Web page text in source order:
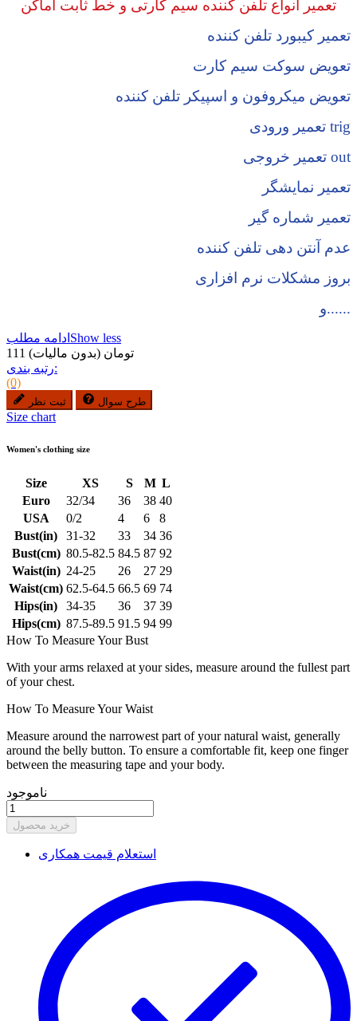
تعمیر انواع تلفن کننده سیم کارتی و خط ثابت اماکن
تعمیر کیبورد تلفن کننده
تعویض سوکت سیم کارت
تعویض میکروفون و اسپیکر تلفن کننده
تعمیر ورودی trig
تعمیر خروجی out
تعمیر نمایشگر
تعمیر شماره گیر
عدم آنتن دهی تلفن کننده
بروز مشکلات نرم افزاری
و......
ادامه مطلب Show less
111 تومان (بدون مالیات)
رتبه بندی:
(0)
ثبت نظر طرح سوال
Size chart
Women's clothing size
Size XS S M L
Euro
32/34 36 38 40
USA
0/2 4 6
8
Bust(in)
31-32 33 34 36
Bust(cm) 80.5-82.5 84.5 87 92
Waist(in) 24-25 26 27 29
Waist(cm) 62.5-64.5 66.5 69 74
Hips(in)
34-35 36 37 39
Hips(cm) 87.5-89.5 91.5 94 99
How To Measure Your Bust
With your arms relaxed at your sides, measure around the fullest part
of your chest.
How To Measure Your Waist
Measure around the narrowest part of your natural waist, generally
around the belly button. To ensure a comfortable fit, keep one finger
between the measuring tape and your body.
ناموجود
خرید محصول
استعلام قیمت همکاری